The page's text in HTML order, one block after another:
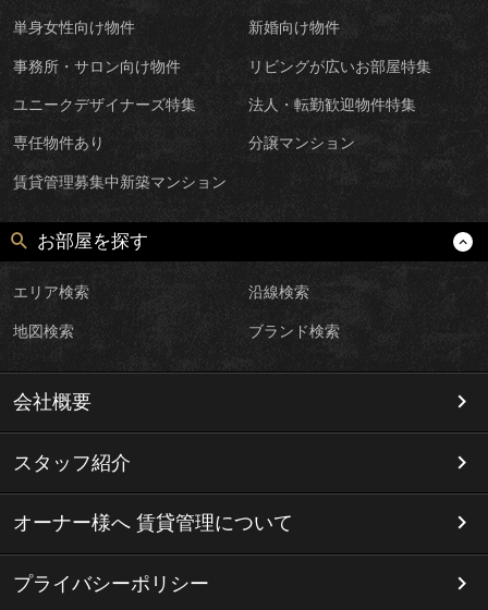
単身女性向け物件 新婚向け物件
事務所・サロン向け物件 リビングが広いお部屋特集
ユニークデザイナーズ特集 法人・転勤歓迎物件特集
専任物件あり 分譲マンション
賃貸管理募集中新築マンション
お部屋を探す
エリア検索 沿線検索
地図検索 ブランド検索
会社概要
スタッフ紹介
オーナー様へ 賃貸管理について
プライバシーポリシー